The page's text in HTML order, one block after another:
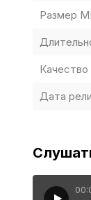
Размер
Качество
Дата